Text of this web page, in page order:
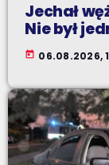
Jechał
Nie był
today 06.08.2026,